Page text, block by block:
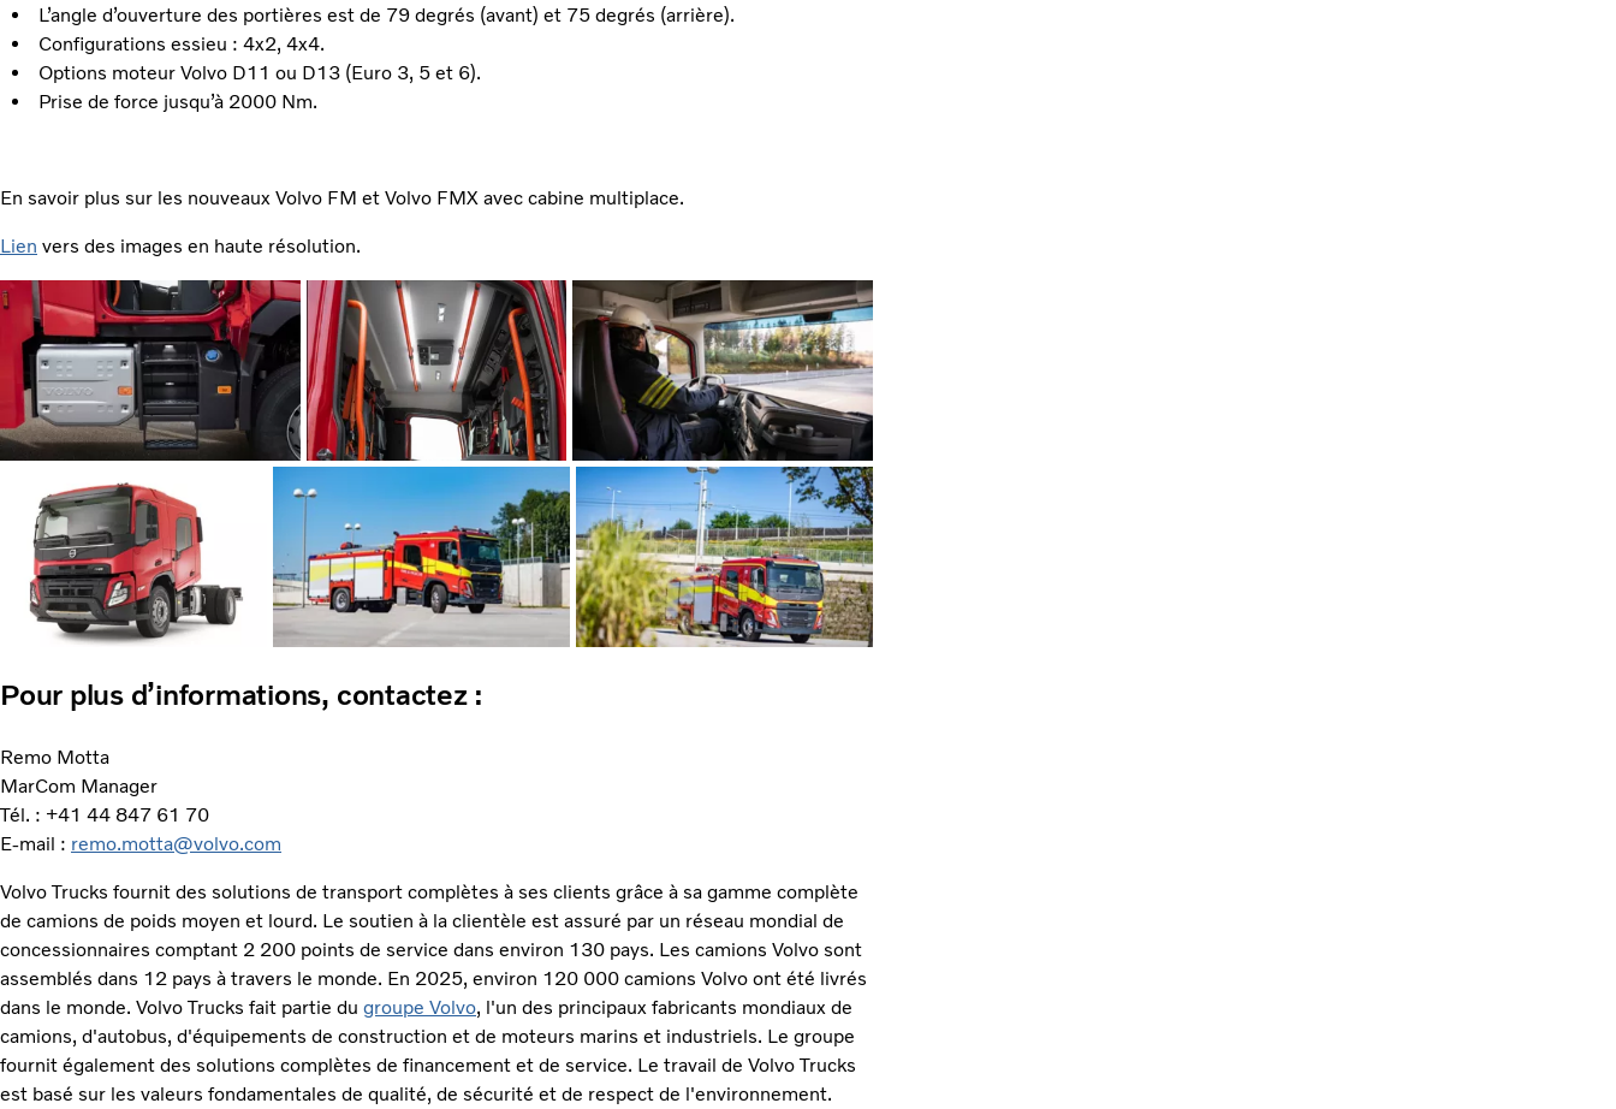
L’angle d’ouverture des portières est de 79 degrés (avant) et 75 degrés (arrière).
Configurations essieu : 4x2, 4x4.
Options moteur Volvo D11 ou D13 (Euro 3, 5 et 6).
Prise de force jusqu’à 2000 Nm.
En savoir plus sur les nouveaux Volvo FM et Volvo FMX avec cabine multiplace.
Lien vers des images en haute résolution.
Pour plus d’informations, contactez :
Remo Motta
MarCom Manager
Tél. : +41 44 847 61 70
E-mail : remo.motta@volvo.com
Volvo Trucks fournit des solutions de transport complètes à ses clients grâce à sa gamme complète
de camions de poids moyen et lourd. Le soutien à la clientèle est assuré par un réseau mondial de
concessionnaires comptant 2 200 points de service dans environ 130 pays. Les camions Volvo sont
assemblés dans 12 pays à travers le monde. En 2025, environ 120 000 camions Volvo ont été livrés
dans le monde. Volvo Trucks fait partie du groupe Volvo, l'un des principaux fabricants mondiaux de
camions, d'autobus, d'équipements de construction et de moteurs marins et industriels. Le groupe
fournit également des solutions complètes de financement et de service. Le travail de Volvo Trucks
est basé sur les valeurs fondamentales de qualité, de sécurité et de respect de l'environnement.